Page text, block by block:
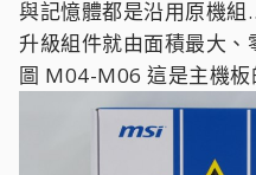
與記憶體都是沿用原機組
升級組件就由面積最大、
圖 M04-M06 這是主機板